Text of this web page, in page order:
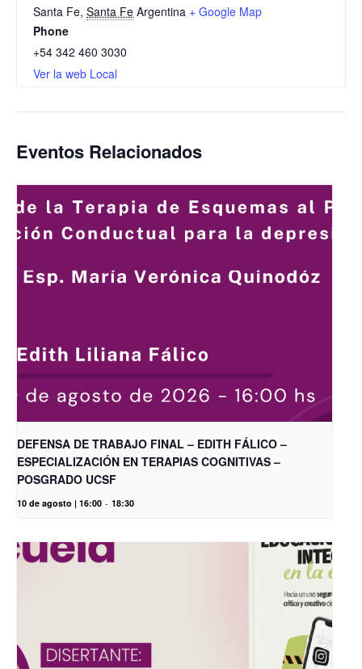
Santa Fe, Santa Fe Argentina + Google Map
Phone
+54 342 460 3030
Ver la web Local
Eventos Relacionados
DEFENSA DE TRABAJO FINAL – EDITH FÁLICO –
ESPECIALIZACIÓN EN TERAPIAS COGNITIVAS –
POSGRADO UCSF
10 de agosto | 16:00 - 18:30